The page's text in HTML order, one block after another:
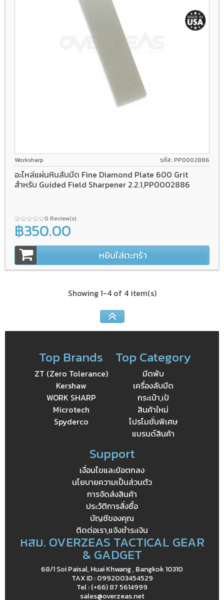
Worksharp รหัส: PP0002886
อะไหล่แผ่นหินลับมีด Fine Diamond Plate 600 Grit
สำหรับ Guided Field Sharpener 2.2.1,PP0002886
0 Review(s)
฿350.00
หยิบใส่ตะกร้า
Showing 1-4 of 4 item(s)
Top Brands
ZT (Zero Tolerance)
Kershaw
WORK SHARP
Microtech
Spyderco
Top Category
มีดพับ
เครื่องลับมีด
กระเป๋า,เป้
สินค้าใหม่
โปรโมชั่นพิเศษ
แบรนด์สินค้า
Support
เงื่อนไขและข้อตกลง
นโยบายความเป็นส่วนตัว
การจัดส่งสินค้า
ประวัติการสั่งซื้อ
บัญชีของคุณ
ติดต่อเรา,แจ้งชำระเงิน
หสม. OVERZEAS TACTICAL GEAR
& GADGET
68/1 Soi Paisal, Huai Khwang , Bangkok 10310
TAX ID : 0992003454529
Tel : (+66) 87 5614999
sales@overzeas.net